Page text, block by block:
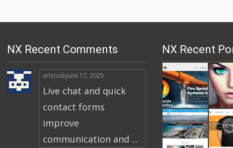
NX Recent Comments
articusbJune 17, 2025
Live chat and quick
contact forms
improve
communication and ...
NX Recent